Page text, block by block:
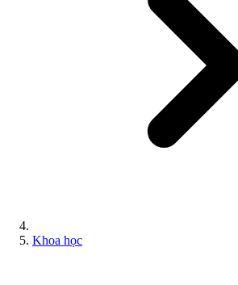
Khoa học